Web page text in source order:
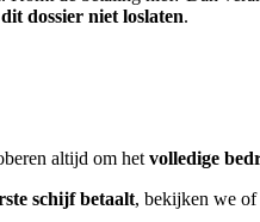
dossier niet loslaten.
altijd om het volledige
schijf betaalt, bekijken we of